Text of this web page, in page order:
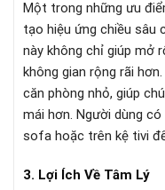
Một trong những ưu
tạo hiệu ứng chiều sâu
này không chỉ giúp mở
không gian rộng rãi
căn phòng nhỏ, giúp
mái hơn. Người dùng
sofa hoặc trên kệ tivi
3. Lợi Ích Về Tâm Lý